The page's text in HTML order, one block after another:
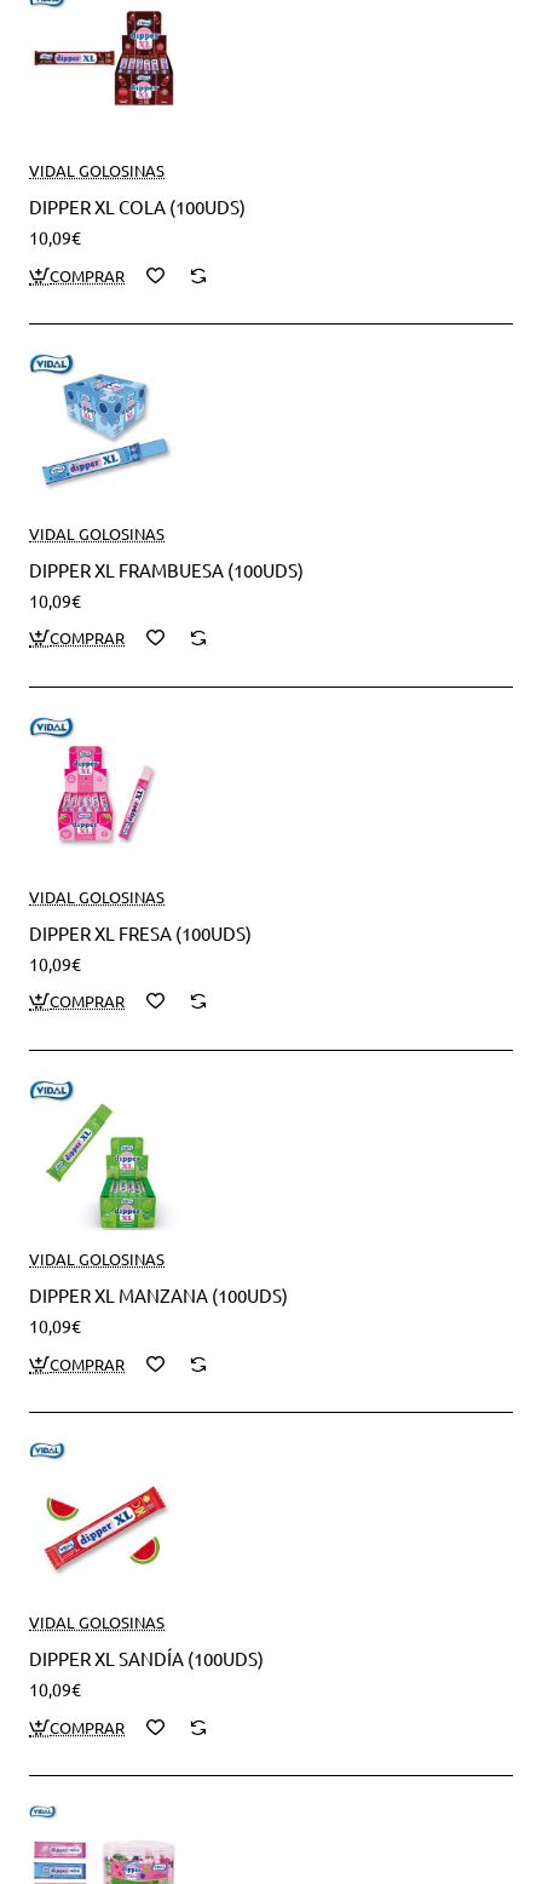
VIDAL GOLOSINAS
DIPPER XL COLA (100UDS)
10,09€
VIDAL GOLOSINAS
DIPPER XL FRAMBUESA (100UDS)
10,09€
VIDAL GOLOSINAS
DIPPER XL FRESA (100UDS)
10,09€
VIDAL GOLOSINAS
DIPPER XL MANZANA (100UDS)
10,09€
VIDAL GOLOSINAS
DIPPER XL SANDÍA (100UDS)
10,09€